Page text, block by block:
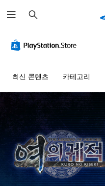
색
최신 콘텐츠 카테고리